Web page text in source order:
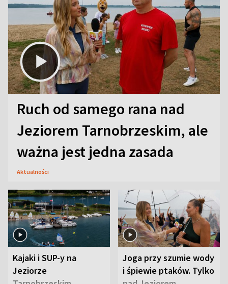
Ruch od samego rana nad
Jeziorem Tarnobrzeskim, ale
ważna jest jedna zasada
Aktualności
Kajaki i SUP-y na
Jeziorze
Joga przy szumie wody
i śpiewie ptaków. Tylko